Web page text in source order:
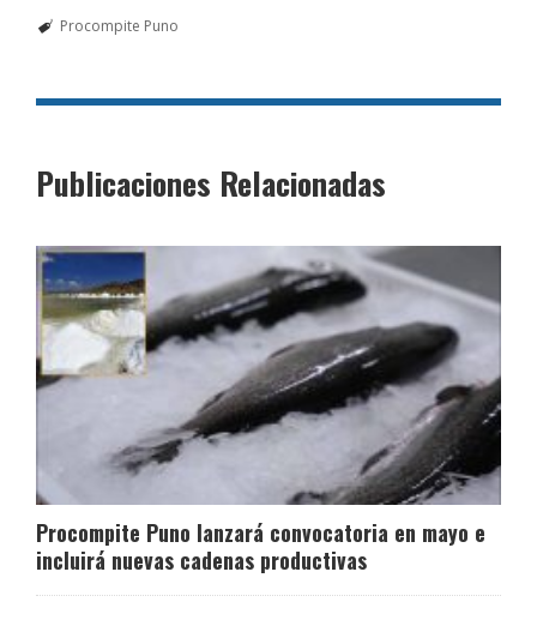
Procompite Puno
Publicaciones Relacionadas
Procompite Puno lanzará convocatoria en mayo e
incluirá nuevas cadenas productivas